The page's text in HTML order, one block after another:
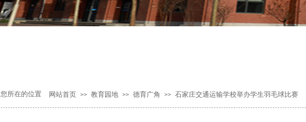
您所在的位置 网站首页 >> 教育园地 >> 德育广角 >> 石家庄交通运输学校举办学生羽毛球比赛